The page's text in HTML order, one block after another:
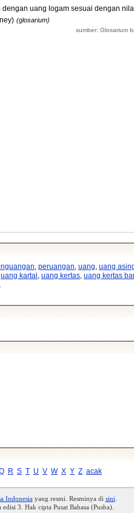
uang logam sesuai dengan
(glosarium)
sumber: Glosarium
peruangan uang uang
uang kartal uang kertas uang kertas
R S T U V W X Y Z acak
Indonesiayang resmi. Resminya di sini
3. Hak cipta Pusat Bahasa (Pusba).